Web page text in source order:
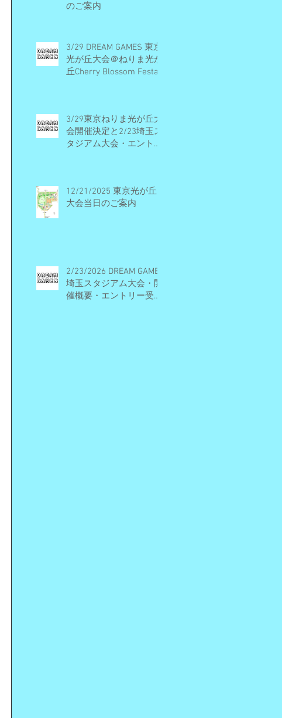
のご案内
3/29 DREAM GAMES 東京
光が丘大会＠ねりま光が
丘Cherry Blossom Festa
3/29東京ねりま光が丘大
会開催決定と2/23埼玉ス
タジアム大会・エントリ
12/21/2025 東京光が丘
大会当日のご案内
2/23/2026 DREAM GAMES
埼玉スタジアム大会・開
催概要・エントリー受付